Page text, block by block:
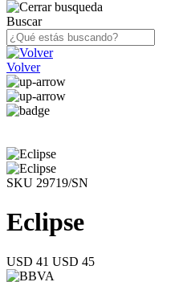
Buscar
Volver
SKU 29719/SN
Eclipse
USD 41 USD 45